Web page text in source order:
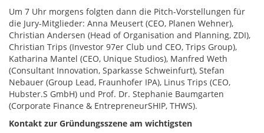
Um 7 Uhr morgens folgten dann die Pitch-Vorstellungen für
die Jury-Mitglieder: Anna Meusert (CEO, Planen Wehner),
Christian Andersen (Head of Organisation and Planning, ZDI),
Christian Trips (Investor 97er Club und CEO, Trips Group),
Katharina Mantel (CEO, Unique Studios), Manfred Weth
(Consultant Innovation, Sparkasse Schweinfurt), Stefan
Nebauer (Group Lead, Fraunhofer IPA), Linus Trips (CEO,
Hubster.S GmbH) und Prof. Dr. Stephanie Baumgarten
(Corporate Finance & EntrepreneurSHIP, THWS).
Kontakt zur Gründungsszene am wichtigsten